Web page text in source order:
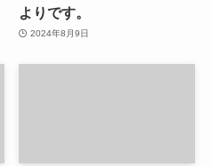
よりです。
2024年8月9日